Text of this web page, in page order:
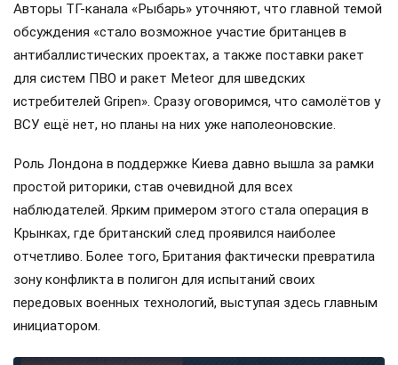
Авторы ТГ-канала «Рыбарь» уточняют, что главной темой
обсуждения «стало возможное участие британцев в
антибаллистических проектах, а также поставки ракет
для систем ПВО и ракет Meteor для шведских
истребителей Gripen». Сразу оговоримся, что самолётов у
ВСУ ещё нет, но планы на них уже наполеоновские.
Роль Лондона в поддержке Киева давно вышла за рамки
простой риторики, став очевидной для всех
наблюдателей. Ярким примером этого стала операция в
Крынках, где британский след проявился наиболее
отчетливо. Более того, Британия фактически превратила
зону конфликта в полигон для испытаний своих
передовых военных технологий, выступая здесь главным
инициатором.